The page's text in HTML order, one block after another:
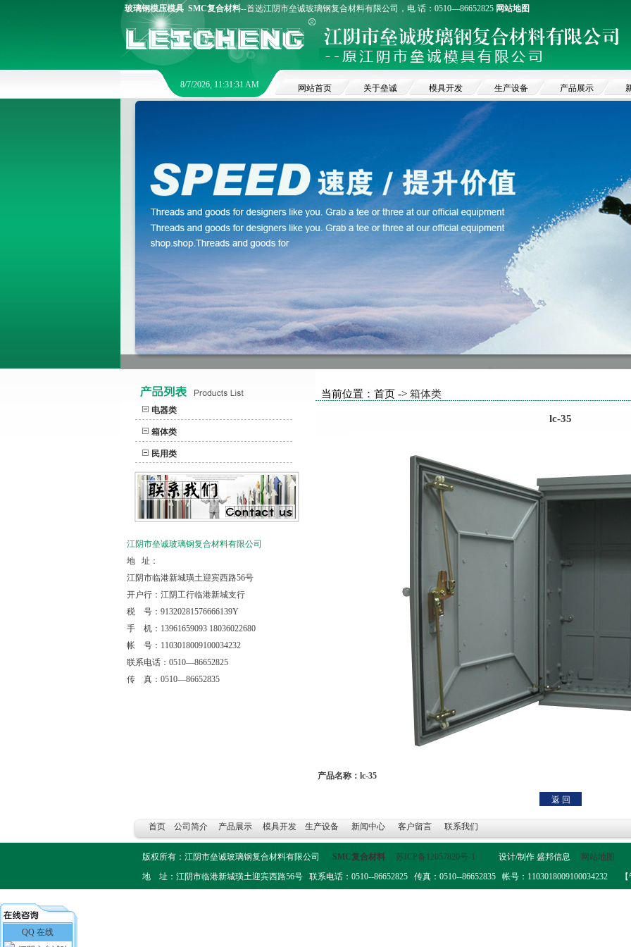
玻璃钢模压模具 SMC复合材料--首选江阴市垒诚玻璃钢复合材料有限公司，电 话：0510—86652825 网站地图
8/7/2026, 11:31:31 AM 网站首页 关于垒诚 模具开发 生产设备 产品展示
电器类
箱体类
民用类
江阴市垒诚玻璃钢复合材料有限公司
地 址：
江阴市临港新城璜土迎宾西路56号
开户行：江阴工行临港新城支行
税 号：91320281576666139Y
手 机：13961659093 18036022680
帐 号：1103018009100034232
联系电话：0510—86652825
传 真：0510—86652835
当前位置：首页 -> 箱体类
lc-35
产品名称：lc-35
首页 公司简介 产品展示 模具开发 生产设备 新闻中心 客户留言 联系我们
版权所有：江阴市垒诚玻璃钢复合材料有限公司 SMC复合材料 苏ICP备12057820号-1 设计/制作 盛邦信息
网站地图
地 址：江阴市临港新城璜土迎宾西路56号 联系电话：0510--86652825 传真：0510--86652835 帐号：1103018009100034232
QQ 在线